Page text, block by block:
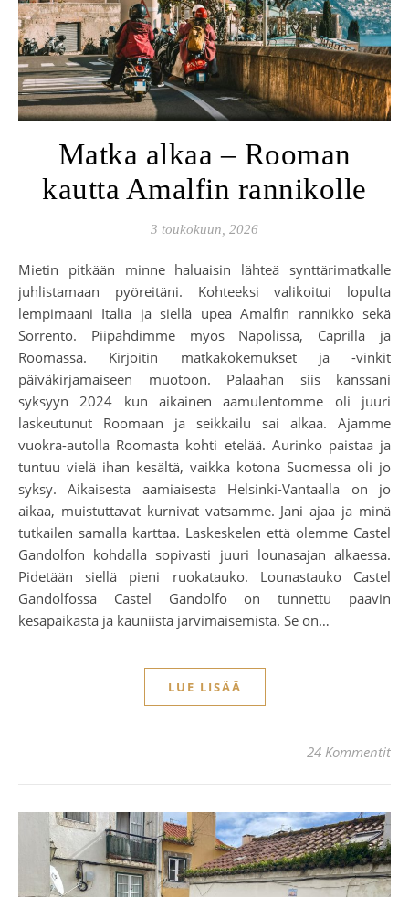
Matka alkaa – Rooman
kautta Amalfin rannikolle
3 toukokuun, 2026
Mietin pitkään minne haluaisin lähteä synttärimatkalle
juhlistamaan pyöreitäni. Kohteeksi valikoitui lopulta
lempimaani Italia ja siellä upea Amalfin rannikko sekä
Sorrento. Piipahdimme myös Napolissa, Caprilla ja
Roomassa. Kirjoitin matkakokemukset ja -vinkit
päiväkirjamaiseen muotoon. Palaahan siis kanssani
syksyyn 2024 kun aikainen aamulentomme oli juuri
laskeutunut Roomaan ja seikkailu sai alkaa. Ajamme
vuokra-autolla Roomasta kohti etelää. Aurinko paistaa ja
tuntuu vielä ihan kesältä, vaikka kotona Suomessa oli jo
syksy. Aikaisesta aamiaisesta Helsinki-Vantaalla on jo
aikaa, muistuttavat kurnivat vatsamme. Jani ajaa ja minä
tutkailen samalla karttaa. Laskeskelen että olemme Castel
Gandolfon kohdalla sopivasti juuri lounasajan alkaessa.
Pidetään siellä pieni ruokatauko. Lounastauko Castel
Gandolfossa Castel Gandolfo on tunnettu paavin
kesäpaikasta ja kauniista järvimaisemista. Se on…
LUE LISÄÄ
24 Kommentit